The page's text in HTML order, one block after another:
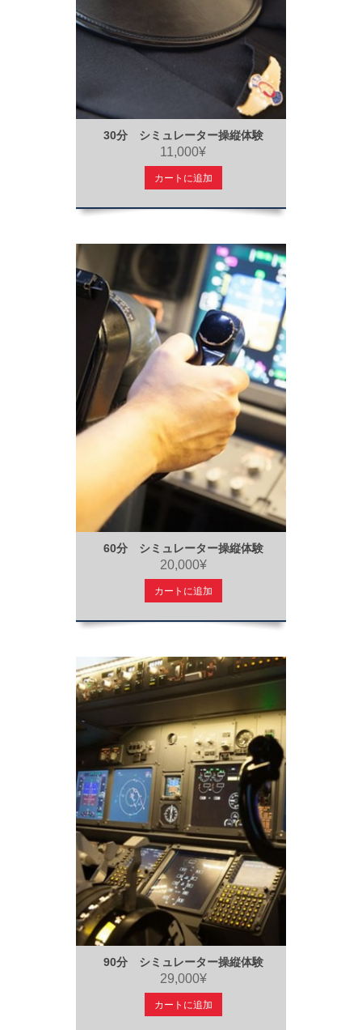
30分 シミュレーター操縦体験
11,000¥
カートに追加
60分 シミュレーター操縦体験
20,000¥
カートに追加
90分 シミュレーター操縦体験
29,000¥
カートに追加